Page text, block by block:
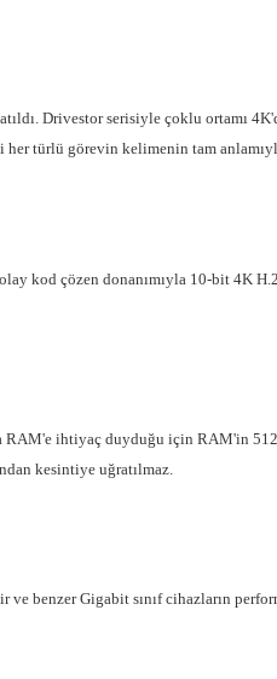
Drivestor serisiyle çoklu ortamı
türlü görevin kelimenin tam
kod çözen donanımıyla 10-bit 4K
RAM'e ihtiyaç duyduğu için RAM'in
kesintiye uğratılmaz.
benzer Gigabit sınıf cihazların